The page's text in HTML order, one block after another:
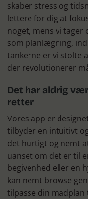
skaber stress og
lettere for dig at
noget, mens vi tager
som planlægning,
tankerne er vi stolte
der revolutionerer
Det har aldrig
retter
Vores app er
tilbyder en intuitivt
det hurtigt og nemt
uanset om det er til
begivenhed eller en
kan nemt browse
tilpasse din madplan